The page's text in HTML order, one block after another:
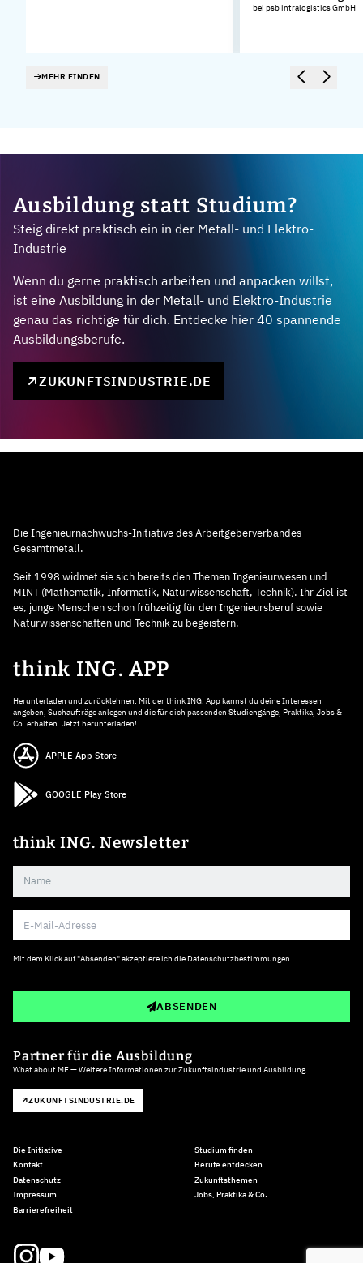
bei psb intralogistics GmbH
MEHR FINDEN
Ausbildung statt Studium?
Steig direkt praktisch ein in der Metall- und Elektro-
Industrie
Wenn du gerne praktisch arbeiten und anpacken willst,
ist eine Ausbildung in der Metall- und Elektro-Industrie
genau das richtige für dich. Entdecke hier 40 spannende
Ausbildungsberufe.
ZUKUNFTSINDUSTRIE.DE
Die Ingenieurnachwuchs-Initiative des Arbeitgeberverbandes
Gesamtmetall.
Seit 1998 widmet sie sich bereits den Themen Ingenieurwesen und
MINT (Mathematik, Informatik, Naturwissenschaft, Technik). Ihr Ziel ist
es, junge Menschen schon frühzeitig für den Ingenieursberuf sowie
Naturwissenschaften und Technik zu begeistern.
think ING. APP
Herunterladen und zurücklehnen: Mit der think ING. App kannst du deine Interessen
angeben, Suchaufträge anlegen und die für dich passenden Studiengänge, Praktika, Jobs &
Co. erhalten. Jetzt herunterladen!
APPLE App Store
GOOGLE Play Store
think ING. Newsletter
Mit dem Klick auf "Absenden" akzeptiere ich die Datenschutzbestimmungen
ABSENDEN
Partner für die Ausbildung
What about ME — Weitere Informationen zur Zukunftsindustrie und Ausbildung
ZUKUNFTSINDUSTRIE.DE
Die Initiative
Kontakt
Datenschutz
Impressum
Barrierefreiheit
Studium finden
Berufe entdecken
Zukunftsthemen
Jobs, Praktika & Co.